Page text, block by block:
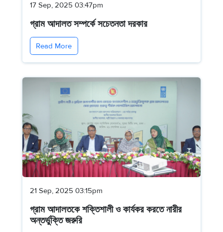
17 Sep, 2025 03:47pm
গ্রাম আদালত সম্পর্কে সচেতনতা দরকার
Read More
21 Sep, 2025 03:15pm
গ্রাম আদালতকে শক্তিশালী ও কার্যকর করতে নারীর
অন্তর্ভুক্তি জরুরি